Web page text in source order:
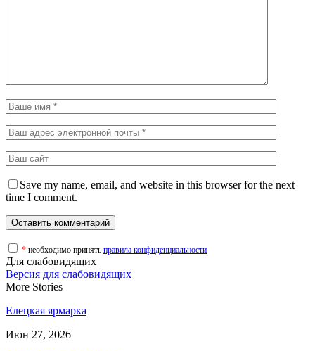
Save my name, email, and website in this browser for the next
time I comment.
* необходимо принять правила конфиденциальности
Для слабовидящих
Версия для слабовидящих
More Stories
Елецкая ярмарка
Июн 27, 2026